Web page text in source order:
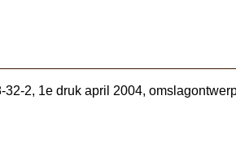
2, 1e druk april 2004,